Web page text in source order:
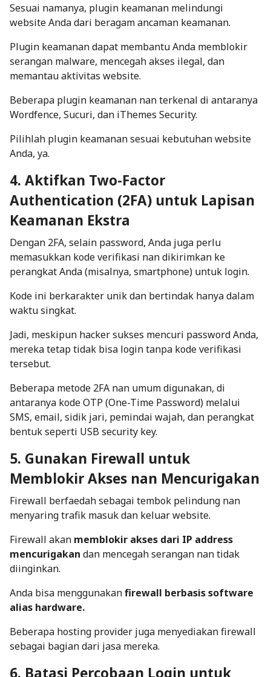
Sesuai namanya, plugin keamanan melindungi
website Anda dari beragam ancaman keamanan.
Plugin keamanan dapat membantu Anda memblokir
serangan malware, mencegah akses ilegal, dan
memantau aktivitas website.
Beberapa plugin keamanan nan terkenal di antaranya
Wordfence, Sucuri, dan iThemes Security.
Pilihlah plugin keamanan sesuai kebutuhan website
Anda, ya.
4. Aktifkan Two-Factor
Authentication (2FA) untuk Lapisan
Keamanan Ekstra
Dengan 2FA, selain password, Anda juga perlu
memasukkan kode verifikasi nan dikirimkan ke
perangkat Anda (misalnya, smartphone) untuk login.
Kode ini berkarakter unik dan bertindak hanya dalam
waktu singkat.
Jadi, meskipun hacker sukses mencuri password Anda,
mereka tetap tidak bisa login tanpa kode verifikasi
tersebut.
Beberapa metode 2FA nan umum digunakan, di
antaranya kode OTP (One-Time Password) melalui
SMS, email, sidik jari, pemindai wajah, dan perangkat
bentuk seperti USB security key.
5. Gunakan Firewall untuk
Memblokir Akses nan Mencurigakan
Firewall berfaedah sebagai tembok pelindung nan
menyaring trafik masuk dan keluar website.
Firewall akan memblokir akses dari IP address
mencurigakan dan mencegah serangan nan tidak
diinginkan.
Anda bisa menggunakanfirewall berbasis software
alias hardware.
Beberapa hosting provider juga menyediakan firewall
sebagai bagian dari jasa mereka.